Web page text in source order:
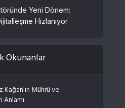
Yeni Dönem:
Hızlanıyor
Okunanlar
Kağan’ın Mührü ve
Anlamı